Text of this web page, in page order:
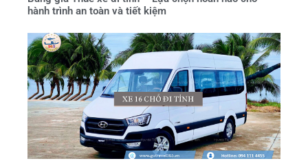
hành trình an toàn và tiết kiệm